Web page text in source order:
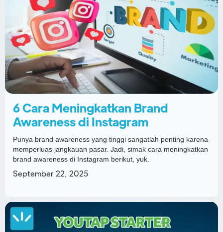
6 Cara Meningkatkan Brand
Awareness di Instagram
Punya brand awareness yang tinggi sangatlah penting karena
memperluas jangkauan pasar. Jadi, simak cara meningkatkan
brand awareness di Instagram berikut, yuk.
September 22, 2025